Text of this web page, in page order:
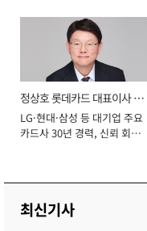
정상호 롯데카드 대표이사 사
장
LG·현대·삼성 등 대기업 주요
카드사 30년 경력, 신뢰 회복
최신기사